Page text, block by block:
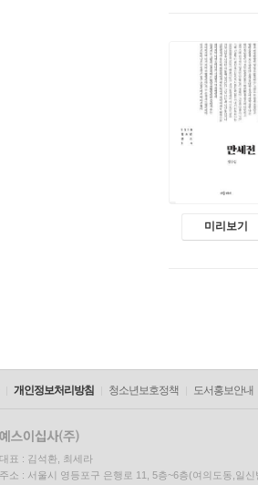
미리보기
개인정보처리방침 청소년보호정책 도서홍보안내
대표 : 김석환, 최세라
주소 : 서울시 영등포구 은행로 11, 5층~6층(여의도동,일신